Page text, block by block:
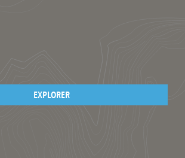
EXPLORER